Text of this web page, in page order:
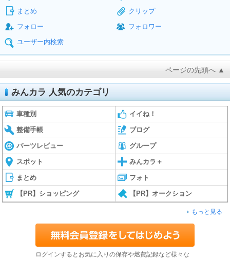
まとめ
クリップ
フォロー
フォロワー
ユーザー内検索
ページの先頭へ ▲
みんカラ 人気のカテゴリ
車種別 イイね！
整備手帳 ブログ
パーツレビュー グループ
スポット みんカラ＋
まとめ フォト
【PR】ショッピング 【PR】オークション
もっと見る
ログインするとお気に入りの保存や燃費記録など様々な